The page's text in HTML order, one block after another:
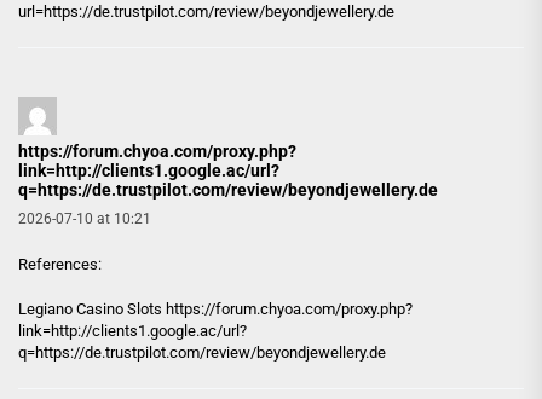
url=https://de.trustpilot.com/review/beyondjewellery.de
https://forum.chyoa.com/proxy.php?
link=http://clients1.google.ac/url?
q=https://de.trustpilot.com/review/beyondjewellery.de
2026-07-10 at 10:21
References:
Legiano Casino Slots https://forum.chyoa.com/proxy.php?
link=http://clients1.google.ac/url?
q=https://de.trustpilot.com/review/beyondjewellery.de